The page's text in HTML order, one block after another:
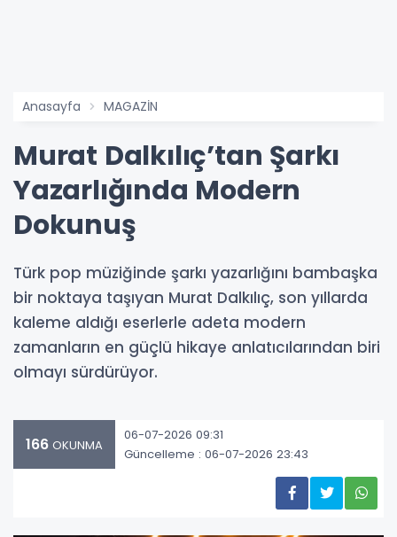
Anasayfa MAGAZİN
Murat Dalkılıç’tan Şarkı
Yazarlığında Modern
Dokunuş
Türk pop müziğinde şarkı yazarlığını bambaşka
bir noktaya taşıyan Murat Dalkılıç, son yıllarda
kaleme aldığı eserlerle adeta modern
zamanların en güçlü hikaye anlatıcılarından biri
olmayı sürdürüyor.
166 OKUNMA
06-07-2026 09:31
Güncelleme : 06-07-2026 23:43